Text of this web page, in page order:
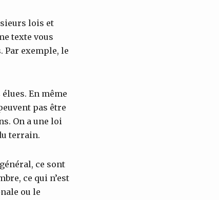
lois et
texte vous
Par exemple, le
En même
pas être
On a une loi
terrain.
ce sont
ce qui n’est
ou le